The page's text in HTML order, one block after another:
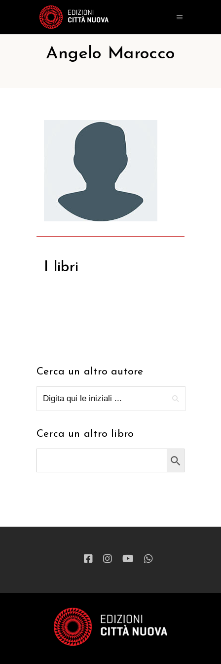
Angelo Marocco
I libri
Cerca un altro autore
Cerca un altro libro
Search Button